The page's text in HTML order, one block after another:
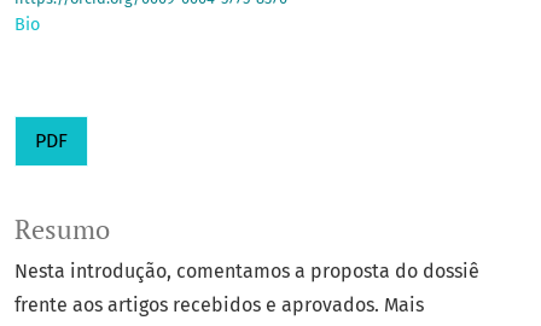
Bio
PDF
Resumo
Nesta introdução, comentamos a proposta do dossiê
frente aos artigos recebidos e aprovados. Mais